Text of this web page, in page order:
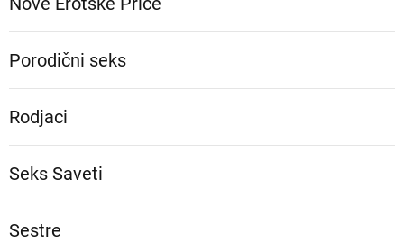
Porodični seks
Rodjaci
Seks Saveti
Sestre